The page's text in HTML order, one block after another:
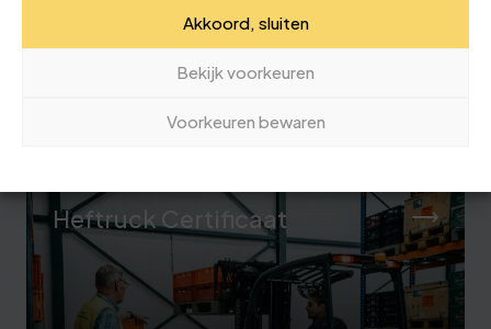
Akkoord, sluiten
Bekijk voorkeuren
Voorkeuren bewaren
Relevante opleidingen
Heftruck Certificaat